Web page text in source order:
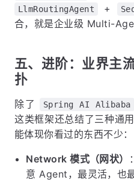
LlmRoutingAgent +
合，就是企业级 Multi-
五、进阶：业界主
扑
除了 Spring AI Alibaba
这类框架还总结了三种通
能体现你看过的东西不少：
Network 模式（网状）
意 Agent，最灵活，也